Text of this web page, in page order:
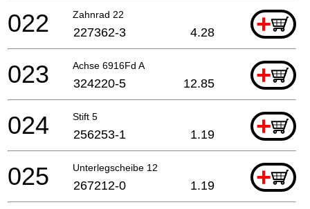
Zahnrad 22 +
022 227362-3 4.28
Achse 6916Fd A +
023 324220-5 12.85
Stift 5 +
024 256253-1 1.19
Unterlegscheibe 12 +
025 267212-0 1.19